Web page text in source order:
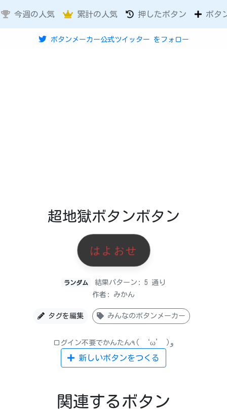
今週の人気 累計の人気 押したボタン ボタ
ボタンメーカー公式ツイッター をフォロー
超地獄ボタンボタン
はよおせ
ランダム
結果パターン: 5 通り
作者: みかん
タグを編集 みんなのボタンメーカー
ログイン不要でかんたん٩( ‘ω’ )و
新しいボタンをつくる
関連するボタン